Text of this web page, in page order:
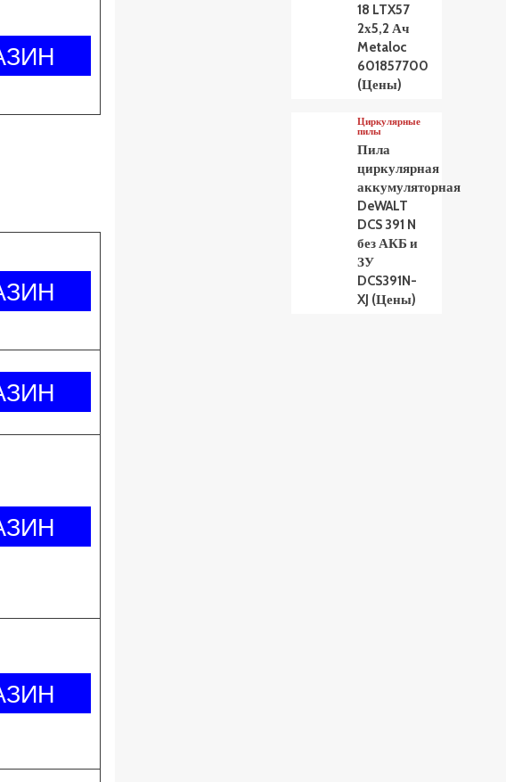
18 LTX57
2х5,2 Ач
Metaloc
601857700
(Цены)
Циркулярные
пилы
Пила
циркулярная
аккумуляторная
DeWALT
DCS 391 N
без АКБ и
ЗУ
DCS391N-
XJ (Цены)